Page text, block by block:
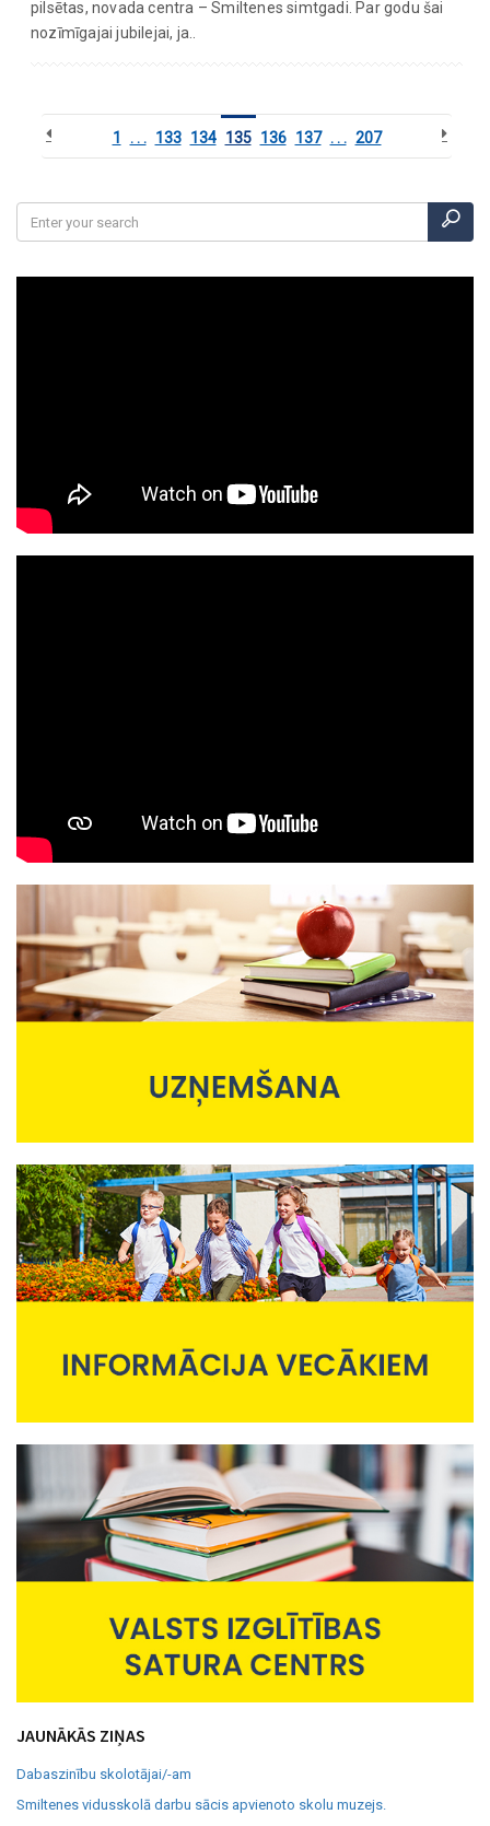
pilsētas, novada centra – Smiltenes simtgadi. Par godu šai
nozīmīgajai jubilejai, ja..
1 . . . 133 134 135 136 137 . . . 207
JAUNĀKĀS ZIŅAS
Dabaszinību skolotājai/-am
Smiltenes vidusskolā darbu sācis apvienoto skolu muzejs.